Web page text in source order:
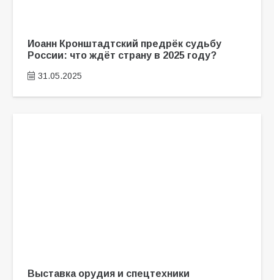
Иоанн Кронштадтский предрёк судьбу
России: что ждёт страну в 2025 году?
31.05.2025
Выставка орудия и спецтехники